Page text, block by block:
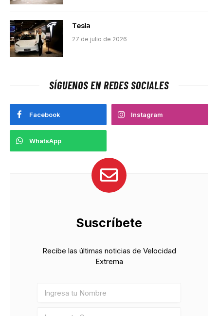
Tesla
27 de julio de 2026
SÍGUENOS EN REDES SOCIALES
Facebook Instagram
WhatsApp
Suscríbete
Recibe las últimas noticias de Velocidad
Extrema